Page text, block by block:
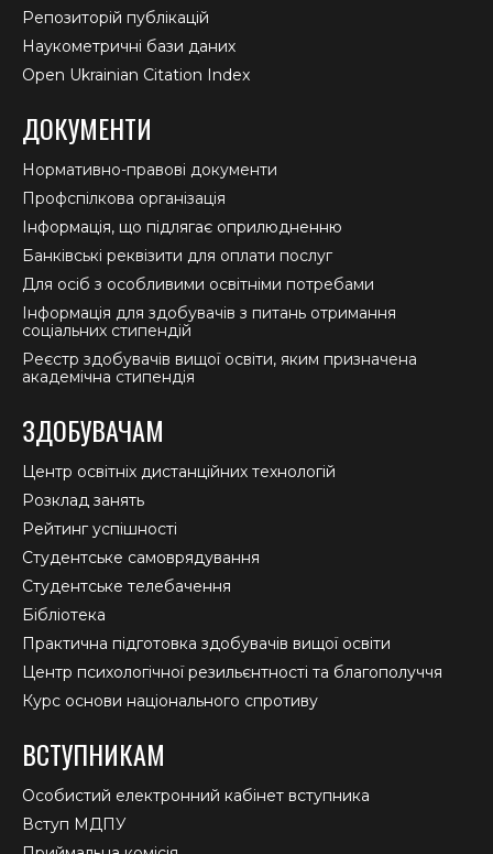
Репозиторій публікацій
Наукометричні бази даних
Open Ukrainian Citation Index
ДОКУМЕНТИ
Нормативно-правові документи
Профспілкова організація
Інформація, що підлягає оприлюдненню
Банківські реквізити для оплати послуг
Для осіб з особливими освітніми потребами
Інформація для здобувачів з питань отримання
соціальних стипендій
Реєстр здобувачів вищої освіти, яким призначена
академічна стипендія
ЗДОБУВАЧАМ
Центр освітніх дистанційних технологій
Розклад занять
Рейтинг успішності
Студентське самоврядування
Студентське телебачення
Бібліотека
Практична підготовка здобувачів вищої освіти
Центр психологічної резильєнтності та благополуччя
Курс основи національного спротиву
ВСТУПНИКАМ
Особистий електронний кабінет вступника
Вступ МДПУ